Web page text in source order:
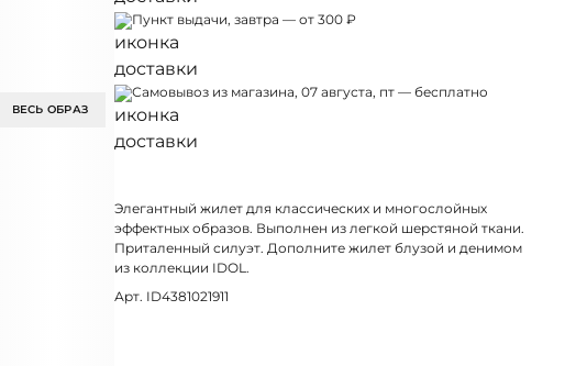
ВЕСЬ ОБРАЗ
Пункт выдачи, завтра — от 300 ₽
Самовывоз из магазина, 07 августа, пт — бесплатно
Элегантный жилет для классических и многослойных
эффектных образов. Выполнен из легкой шерстяной ткани.
Приталенный силуэт. Дополните жилет блузой и денимом
из коллекции IDOL.
Арт. ID4381021911